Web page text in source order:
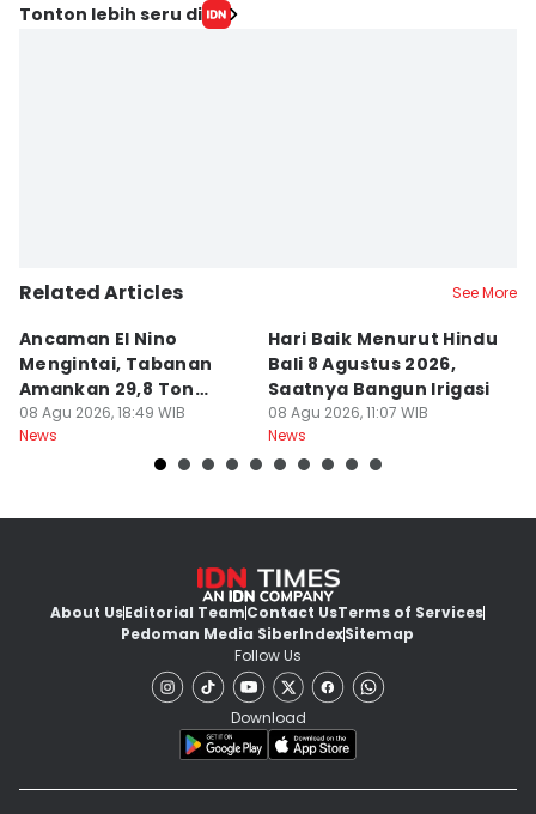
Tonton lebih seru di
Related Articles See More
Ancaman El Nino
Mengintai, Tabanan
Amankan 29,8 Ton
Beras
08 Agu 2026, 18:49 WIB
News
Hari Baik Menurut Hindu
Bali 8 Agustus 2026,
Saatnya Bangun Irigasi
08 Agu 2026, 11:07 WIB
News
About UsEditorial TeamContact UsTerms of Services
Pedoman Media SiberIndexSitemap
Follow Us
Download